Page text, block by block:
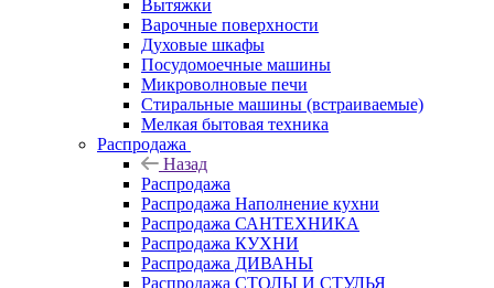
Вытяжки
Варочные поверхности
Духовые шкафы
Посудомоечные машины
Микроволновые печи
Стиральные машины (встраиваемые)
Мелкая бытовая техника
Распродажа
Назад
Распродажа
Распродажа Наполнение кухни
Распродажа САНТЕХНИКА
Распродажа КУХНИ
Распродажа ДИВАНЫ
Распродажа СТОЛЫ И СТУЛЬЯ